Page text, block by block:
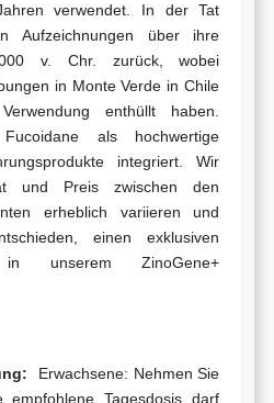
verwendet. In der Tat
Aufzeichnungen über ihre
v. Chr. zurück, wobei
in Monte Verde in Chile
enthüllt haben.
als hochwertige
integriert. Wir
und Preis zwischen den
erheblich variieren und
einen exklusiven
in unserem ZinoGene+
Erwachsene: Nehmen Sie
Tagesdosis darf